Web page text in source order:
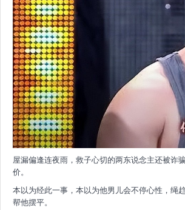
屋漏偏逢连夜雨，救子心切的两东说念主还被诈
价。
本以为经此一事，本以为他男儿会不停心性，绳
帮他摆平。